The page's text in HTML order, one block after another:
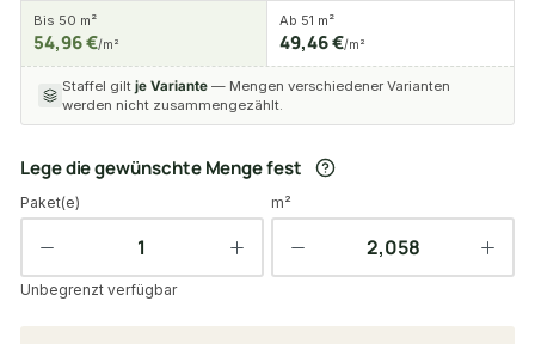
Bis 50 m²
54,96 €/m²
Ab 51 m²
49,46 €/m²
Staffel gilt je Variante — Mengen verschiedener Varianten
werden nicht zusammengezählt.
Lege die gewünschte Menge fest
Paket(e) m²
Unbegrenzt verfügbar